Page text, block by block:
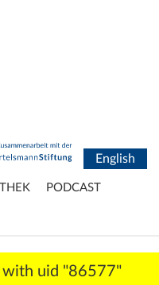
English
PODCAST
with uid "86577"